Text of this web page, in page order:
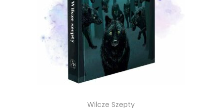
Wilcze Szepty